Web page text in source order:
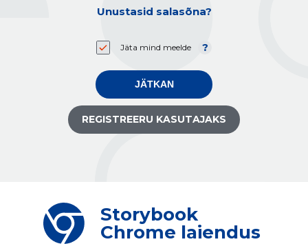
Unustasid salasõna?
Jäta mind meelde
JÄTKAN
REGISTREERU KASUTAJAKS
Storybook
Chrome laiendus